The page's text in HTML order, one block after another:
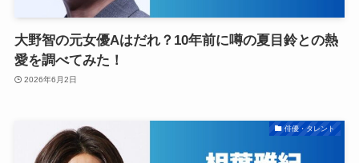
大野智の元女優Aはだれ？10年前に噂の夏目鈴との熱
愛を調べてみた！
2026年6月2日
俳優・タレント